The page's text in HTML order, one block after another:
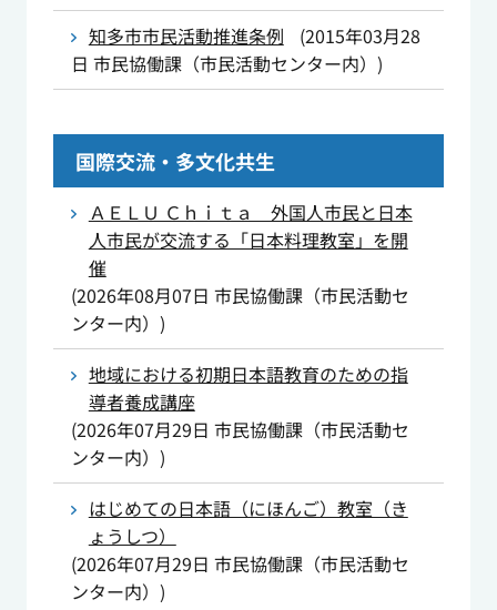
知多市市民活動推進条例
(2015年03月28
日 市民協働課（市民活動センター内） )
国際交流・多文化共生
ＡＥＬＵ Ｃｈｉｔａ 外国人市民と日本
人市民が交流する「日本料理教室」を開
催
(2026年08月07日 市民協働課（市民活動セ
ンター内） )
地域における初期日本語教育のための指
導者養成講座
(2026年07月29日 市民協働課（市民活動セ
ンター内） )
はじめての日本語（にほんご）教室（き
ょうしつ）
(2026年07月29日 市民協働課（市民活動セ
ンター内） )